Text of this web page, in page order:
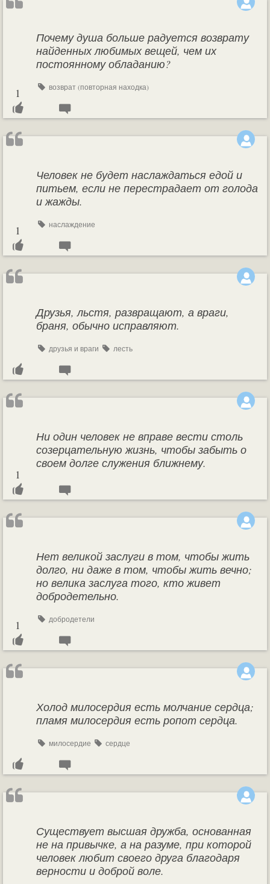
Почему душа больше радуется возврату
найденных любимых вещей, чем их
постоянному обладанию?
возврат (повторная находка)
1
Человек не будет наслаждаться едой и
питьем, если не перестрадает от голода
и жажды.
наслаждение
1
Друзья, льстя, развращают, а враги,
браня, обычно исправляют.
друзья и враги лесть
Ни один человек не вправе вести столь
созерцательную жизнь, чтобы забыть о
своем долге служения ближнему.
1
Нет великой заслуги в том, чтобы жить
долго, ни даже в том, чтобы жить вечно;
но велика заслуга того, кто живет
добродетельно.
добродетели
1
Холод милосердия есть молчание сердца;
пламя милосердия есть ропот сердца.
милосердие сердце
Существует высшая дружба, основанная
не на привычке, а на разуме, при которой
человек любит своего друга благодаря
верности и доброй воле.